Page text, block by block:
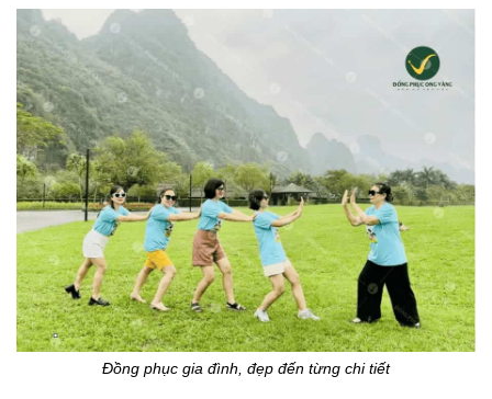
Đồng phục gia đình, đẹp đến từng chi tiết